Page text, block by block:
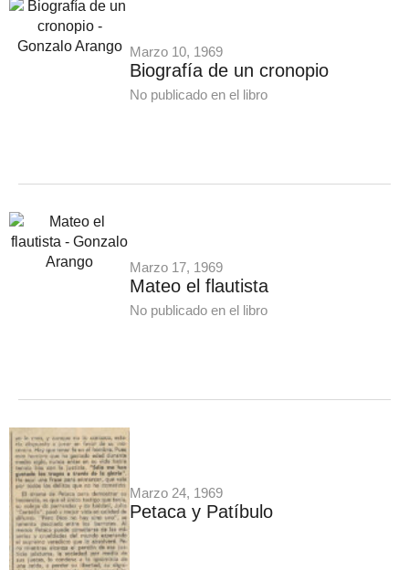
Marzo 10, 1969
Biografía de un cronopio
No publicado en el libro
Marzo 17, 1969
Mateo el flautista
No publicado en el libro
Marzo 24, 1969
Petaca y Patíbulo